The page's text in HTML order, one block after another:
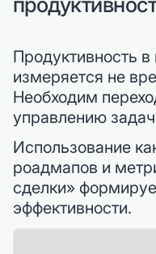
Продуктивность
измеряется не
Необходим
управлению
Использование
роадмапов и
сделки»
эффективности.